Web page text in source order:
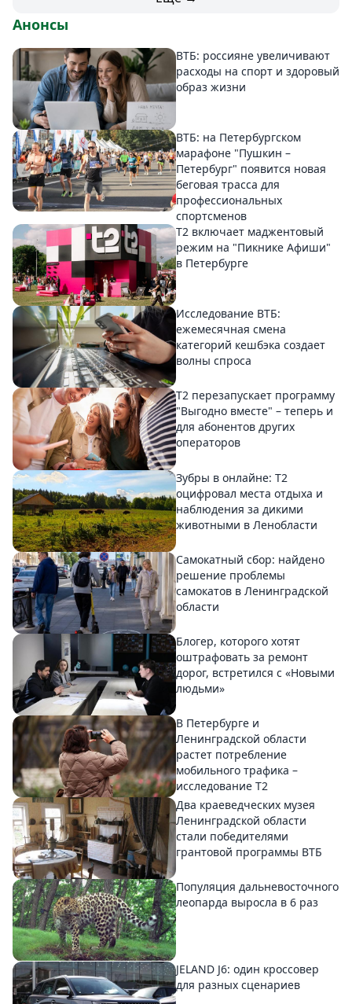
Анонсы
ВТБ: россияне увеличивают
расходы на спорт и здоровый
образ жизни
ВТБ: на Петербургском
марафоне "Пушкин –
Петербург" появится новая
беговая трасса для
профессиональных
спортсменов
Т2 включает маджентовый
режим на "Пикнике Афиши"
в Петербурге
Исследование ВТБ:
ежемесячная смена
категорий кешбэка создает
волны спроса
Т2 перезапускает программу
"Выгодно вместе" – теперь и
для абонентов других
операторов
Зубры в онлайне: Т2
оцифровал места отдыха и
наблюдения за дикими
животными в Ленобласти
Самокатный сбор: найдено
решение проблемы
самокатов в Ленинградской
области
Блогер, которого хотят
оштрафовать за ремонт
дорог, встретился с «Новыми
людьми»
В Петербурге и
Ленинградской области
растет потребление
мобильного трафика –
исследование T2
Два краеведческих музея
Ленинградской области
стали победителями
грантовой программы ВТБ
Популяция дальневосточного
леопарда выросла в 6 раз
JELAND J6: один кроссовер
для разных сценариев